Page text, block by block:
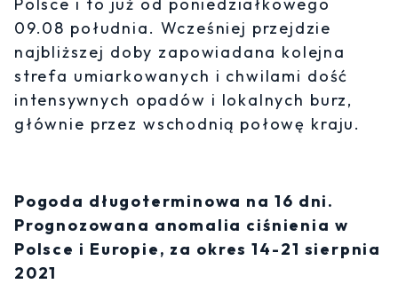
Polsce i to już od poniedziałkowego
09.08 południa. Wcześniej przejdzie
najbliższej doby zapowiadana kolejna
strefa umiarkowanych i chwilami dość
intensywnych opadów i lokalnych burz,
głównie przez wschodnią połowę kraju.
Pogoda długoterminowa na 16 dni.
Prognozowana anomalia ciśnienia w
Polsce i Europie, za okres 14-21 sierpnia
2021